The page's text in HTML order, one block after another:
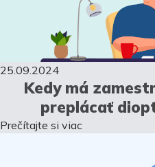
25.09.2024
Kedy má
preplácať
Prečítajte si viac